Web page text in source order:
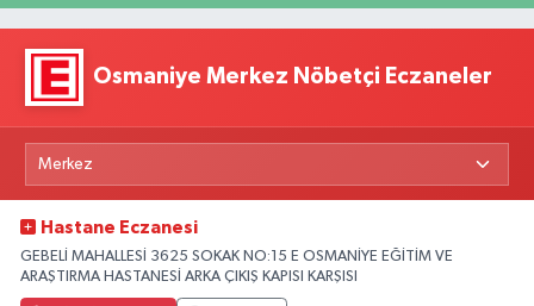
Osmaniye Merkez Nöbetçi Eczaneler
Hastane Eczanesi
GEBELİ MAHALLESİ 3625 SOKAK NO:15 E OSMANİYE EĞİTİM VE
ARAŞTIRMA HASTANESİ ARKA ÇIKIŞ KAPISI KARŞISI